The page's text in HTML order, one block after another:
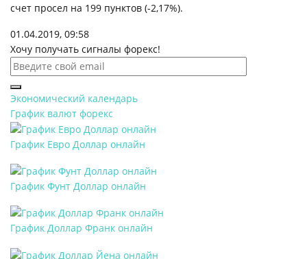
счет просел на 199 пунктов (-2,17%).
01.04.2019, 09:58
Хочу получать сигналы форекс!
Экономический календарь
График валют форекс
График Евро Доллар онлайн
График Фунт Доллар онлайн
График Доллар Франк онлайн